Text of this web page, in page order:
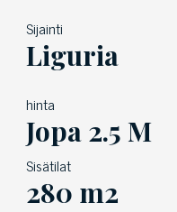
Sijainti
Liguria
hinta
Jopa 2.5 M
Sisätilat
280 m2